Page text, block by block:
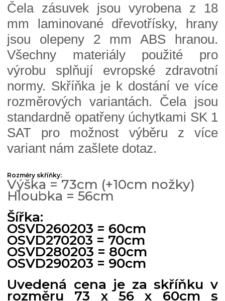
Čela zásuvek jsou vyrobena z 18
mm laminované dřevotřísky, hrany
jsou olepeny 2 mm ABS hranou.
Všechny materiály použité pro
výrobu splňují evropské zdravotní
normy. Skříňka je k dostání ve více
rozměrových variantách. Čela jsou
standardně opatřeny úchytkami SK 1
SAT pro možnost výběru z více
variant nám zašlete dotaz.
Rozměry skříňky:
Výška = 73cm (+10cm nožky)
Hloubka = 56cm
Šířka:
OSVD260203 = 60cm
OSVD270203 = 70cm
OSVD280203 = 80cm
OSVD290203 = 90cm
Uvedená cena je za skříňku v
rozměru 73 x 56 x 60cm s